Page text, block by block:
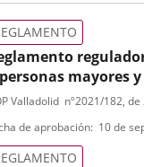
mayores
Valladolid nº2021/182,
de aprobación 10 de